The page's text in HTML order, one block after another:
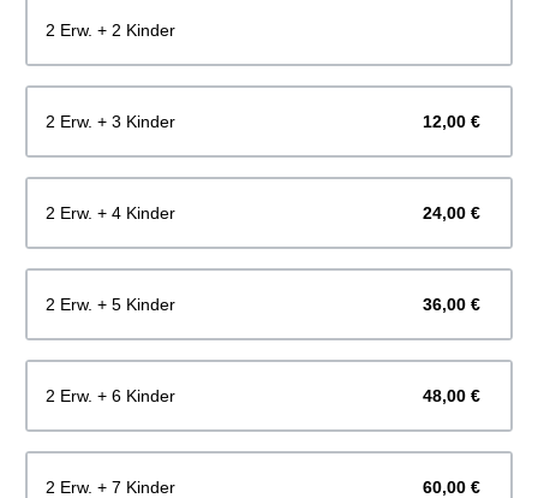
2 Erw. + 2 Kinder
2 Erw. + 3 Kinder 12,00 €
2 Erw. + 4 Kinder 24,00 €
2 Erw. + 5 Kinder 36,00 €
2 Erw. + 6 Kinder 48,00 €
2 Erw. + 7 Kinder 60,00 €